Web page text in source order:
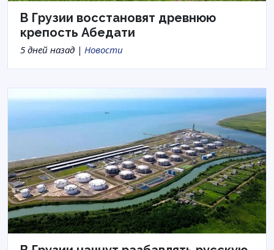
В Грузии восстановят древнюю
крепость Абедати
5 дней назад | Новости